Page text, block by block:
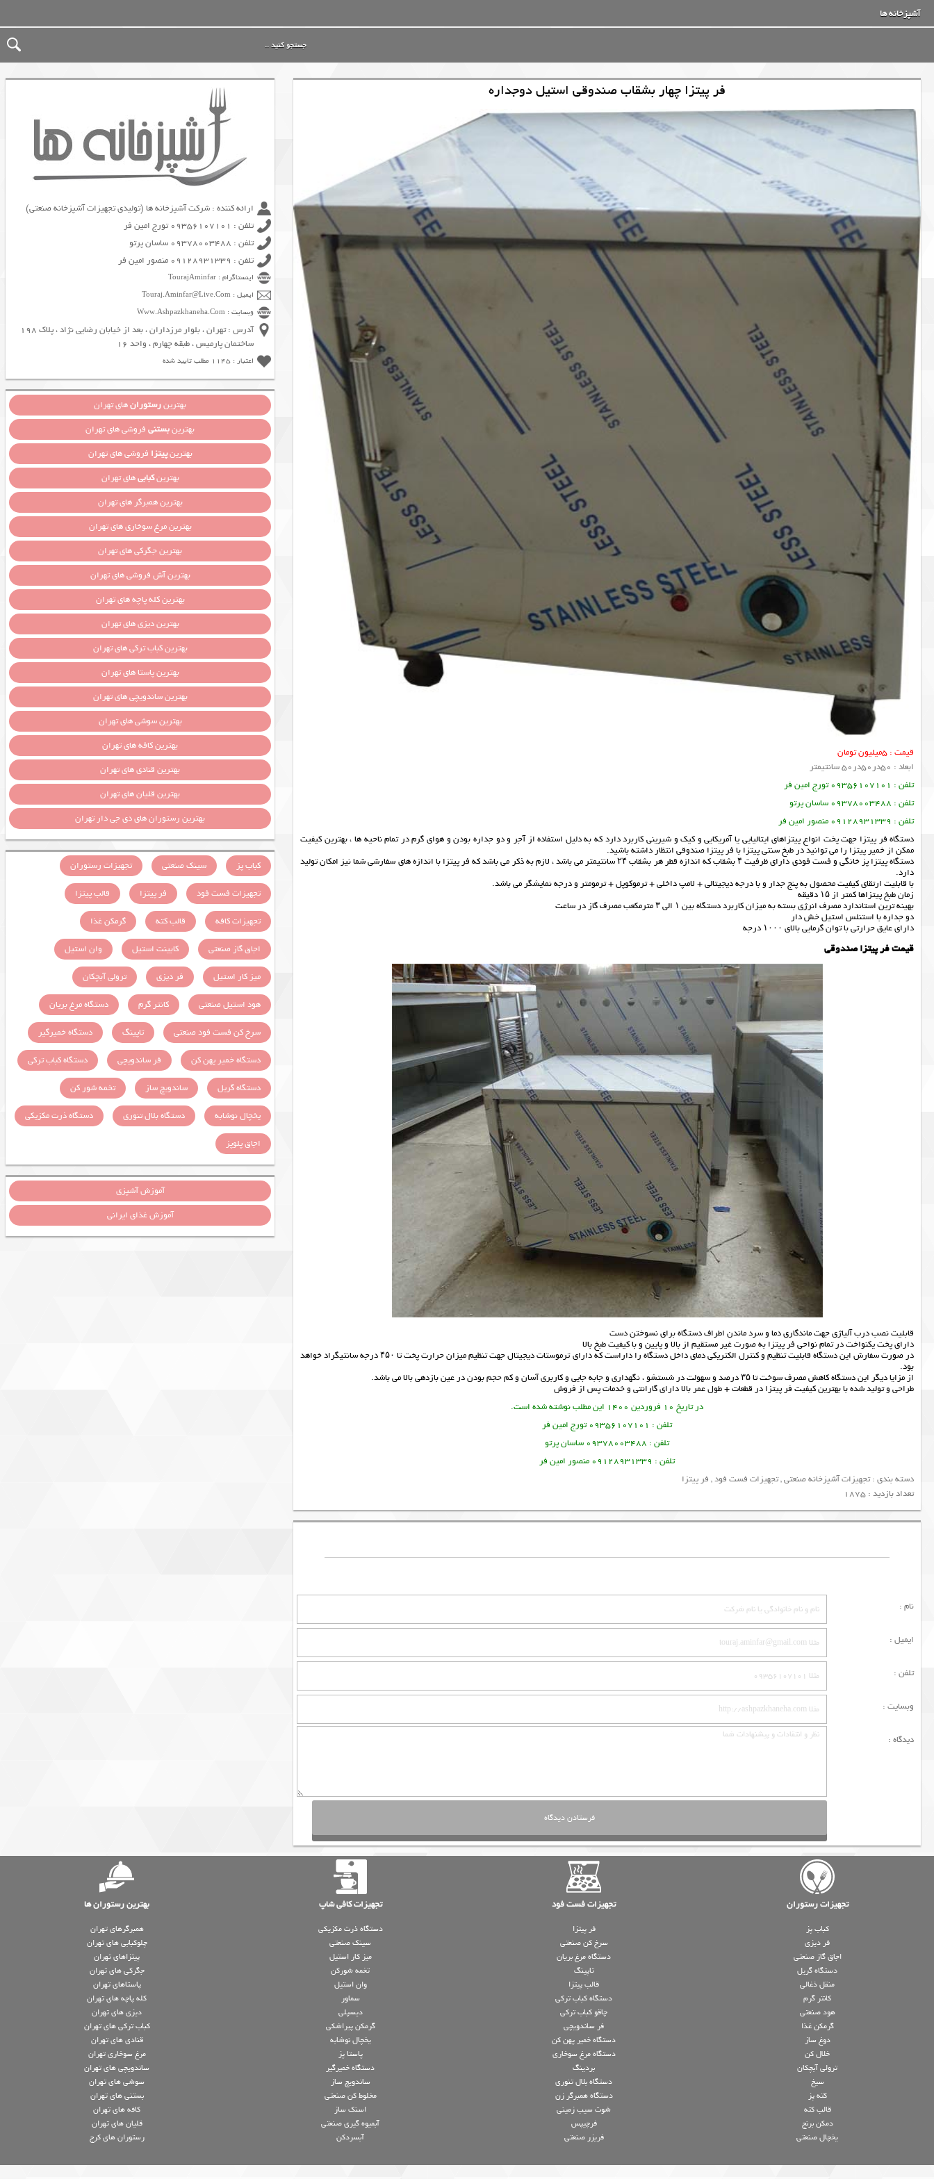
آشپزخانه ها
فر پیتزا چهار بشقاب صندوقی استیل دوجداره
قیمت : 5میلیون تومان
ابعاد : 50در50در50 سانتیمتر
تلفن : 09356107101 تورج امین فر
تلفن : 09378003488 ساسان پرتو
تلفن : 09128931339 منصور امین فر
دستگاه فر پیتزا جهت پخت انواع پیتزاهای ایتالیایی یا آمریکایی و کیک و شیرینی کاربرد دارد که به دلیل استفاده از آجر و دو جداره بودن و هوای گرم در تمام ناحیه ها ، بهترین کیفیت
ممکن از خمیر پیتزا را می توانید در طبخ سنتی پیتزا با فر پیتزا صندوقی انتظار داشته باشید.
دستگاه پیتزا پز خانگی و فست فودی دارای ظرفیت ۴ بشقاب که اندازه قطر هر بشقاب ۲۴ سانتیمتر می باشد ، لازم به ذکر می باشد که فر پیتزا با اندازه های سفارشی شما نیز امکان تولید
دارد.
با قابلیت ارتقای کیفیت محصول به پنج جدار و با درجه دیجیتالی + لامپ داخلی + ترموکوپل + ترمومتر و درجه نمایشگر می باشد.
زمان طبخ پیتزاها کمتر از ۱۵ دقیقه
بهینه ترین استاندارد مصرف انرژی بسته به میزان کاربرد دستگاه بین ۱ الی ۳ مترمکعب مصرف گاز در ساعت
دو جداره با استنلس استیل خش دار
دارای عایق حرارتی با توان گرمایی بالای ۱۰۰۰ درجه
قیمت فر پیتزا صندوقی
قابلیت نصب درب آلیاژی جهت ماندگاری دما و سرد ماندن اطراف دستگاه برای نسوختن دست
دارای پخت یکنواخت در تمام نواحی فر پیتزا به صورت غیر مستقیم از بالا و پایین و با کیفیت طبخ بالا
در صورت سفارش این دستگاه قابلیت تنظیم و کنترل الکتریکی دمای داخل دستگاه را داراست که دارای ترموستات دیجیتال جهت تنظیم میزان حرارت پخت تا ۴۵۰ درجه سانتیگراد خواهد
بود.
از مزایا دیگر این دستگاه کاهش مصرف سوخت تا ۳۵ درصد و سهولت در شستشو ، نگهداری و جابه جایی و کاربری آسان و کم حجم بودن در عین بازدهی بالا می باشد.
طراحی و تولید شده با بهترین کیفیت فر پیتزا در قطعات + طول عمر بالا دارای گارانتی و خدمات پس از فروش
در تاریخ 10 فروردین 1400 این مطلب نوشته شده است.
تلفن : 09356107101 تورج امین فر
تلفن : 09378003488 ساسان پرتو
تلفن : 09128931339 منصور امین فر
دسته بندی :تجهیزات آشپزخانه صنعتی,تجهیزات فست فود, فر پیتزا
تعداد بازدید : 1875
نام :
ایمیل :
تلفن :
وبسایت :
دیدگاه :
ارائه کننده : شرکت آشپزخانه ها (تولیدی تجهیزات آشپزخانه صنعتی)
تلفن : 09356107101 تورج امین فر
تلفن : 09378003488 ساسان پرتو
تلفن : 09128931339 منصور امین فر
اینستاگرام : TourajAminfar
ایمیل : Touraj.Aminfar@Live.Com
وبسایت : Www.Ashpazkhaneha.Com
آدرس : تهران ، بلوار مرزداران ، بعد از خیابان رضایی نژاد ، پلاک 198
ساختمان پارمیس ، طبقه چهارم ، واحد 16
اعتبار : 1145 مطلب تایید شده
بهترینرستورانهای تهران
بهترینبستنیفروشی های تهران
بهترینپیتزا فروشی های تهران
بهترینکبابیهای تهران
بهترین همبرگر های تهران
بهترین مرغ سوخاری های تهران
بهترین جگرکی های تهران
بهترین آش فروشی های تهران
بهترین کله پاچه های تهران
بهترین دیزی های تهران
بهترین کباب ترکی های تهران
بهترین پاستا های تهران
بهترین ساندویچی های تهران
بهترین سوشی های تهران
بهترین کافه های تهران
بهترین قنادی های تهران
بهترین قلیان های تهران
بهترین رستوران های دی جی دار تهران
کباب پز سینک صنعتی
تجهیزات رستوران
تجهیزات فست فود
فر پیتزا
قالب پیتزا
تجهیزات کافه
قالب کته
گرمکن غذا
اجاق گاز صنعتی
کابینت استیل
وان استیل
میز کار استیل
فر دیزی
ترولی آبچکان
هود استیل صنعتی
کانتر گرم
دستگاه مرغ بریان
سرخ کن فست فود صنعتی
تاپینگ
دستگاه خمیرگیر
دستگاه خمیر پهن کن
فر ساندویچی
دستگاه کباب ترکی
دستگاه گریل
ساندویچ ساز
تخمه شور کن
یخچال نوشابه
دستگاه بلال تنوری
دستگاه ذرت مکزیکی
اجاق پلوپز
آموزش آشپزی
آموزش غذای ایرانی
تجهیزات رستوران تجهیزات فست فود تجهیزات کافی شاپ بهترین رستوران ها
کباب پز
فر دیزی
اجاق گاز صنعتی
دستگاه گریل
منقل ذغالی
کانتر گرم
هود صنعتی
گرمکن غذا
دوغ ساز
خلال کن
ترولی آبچکان
سیخ
کته پز
قالب کته
دمکن برنج
یخچال صنعتی
فر پیتزا
سرخ کن صنعتی
دستگاه مرغ بریان
تاپینگ
قالب پیتزا
دستگاه کباب ترکی
چاقو کباب ترکی
فر ساندویچی
دستگاه خمیر پهن کن
دستگاه مرغ سوخاری
بردینگ
دستگاه بلال تنوری
دستگاه همبرگر زن
شوت سیب زمینی
فرچیپس
فریزر صنعتی
دستگاه ذرت مکزیکی
سینک صنعتی
میز کار استیل
تخمه شورکن
وان استیل
سماور
دیسپلی
گرمکن پیراشکی
یخچال نوشابه
پاستا پز
دستگاه خمیرگیر
ساندویچ ساز
مخلوط کن صنعتی
اسنک ساز
آبمیوه گیری صنعتی
آبسردکن
همبرگرهای تهران
چلوکبابی های تهران
پیتزاهای تهران
جگرکی های تهران
پاستاهای تهران
کله پاچه های تهران
دیزی های تهران
کباب ترکی های تهران
قنادی های تهران
مرغ سوخاری تهران
ساندویچی های تهران
سوشی های تهران
بستنی های تهران
کافه های تهران
قلیان های تهران
رستوران های کرج